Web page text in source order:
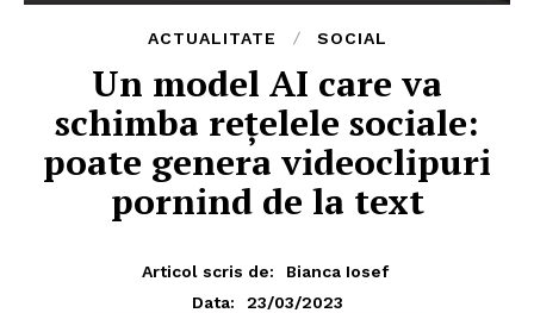
ACTUALITATE SOCIAL
Un model AI care va
schimba rețelele sociale:
poate genera videoclipuri
pornind de la text
Articol scris de:
Bianca Iosef
Data:
23/03/2023